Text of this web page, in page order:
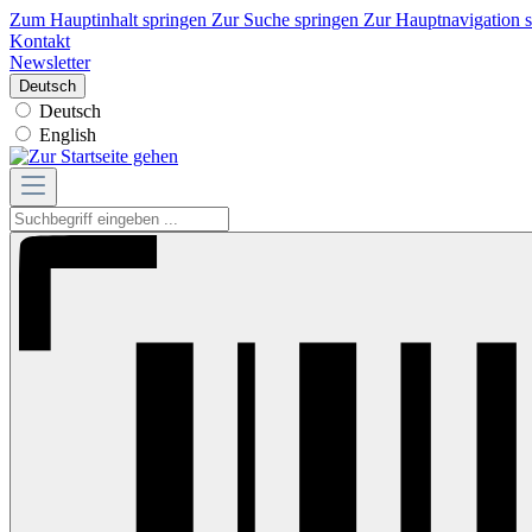
Zum Hauptinhalt springen Zur Suche springen Zur Hauptnavigation
Kontakt
Newsletter
Deutsch
Deutsch
English